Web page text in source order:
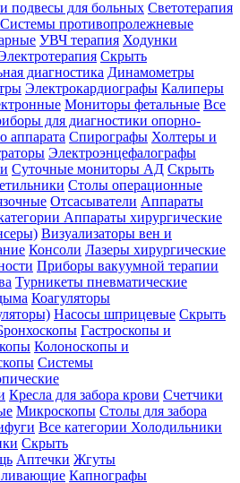
подвесы для больных Светотерапия
Системы противопролежневые
УВЧ терапия Ходунки
Скрыть
диагностика Динамометры
Электрокардиографы Калиперы
Мониторы фетальные Все
для диагностики опорно-
аппарата Спирографы Холтеры и
Электроэнцефалографы
Суточные мониторы АД Скрыть
Столы операционные
Отсасыватели Аппараты
Аппараты хирургические
Визуализаторы вен и
Консоли Лазеры хирургические
Приборы вакуумной терапии
Турникеты пневматические
Коагуляторы
Насосы шприцевые Скрыть
Гастроскопы и
Колоноскопы и
Системы
Кресла для забора крови Счетчики
Микроскопы Столы для забора
Все категории Холодильники
Скрыть
Аптечки Жгуты
Капнографы